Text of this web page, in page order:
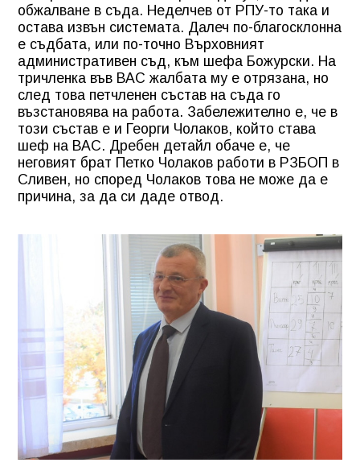
обжалване в съда. Неделчев от РПУ-то така и
остава извън системата. Далеч по-благосклонна
е съдбата, или по-точно Върховният
административен съд, към шефа Божурски. На
тричленка във ВАС жалбата му е отрязана, но
след това петчленен състав на съда го
възстановява на работа. Забележително е, че в
този състав е и Георги Чолаков, който става
шеф на ВАС. Дребен детайл обаче е, че
неговият брат Петко Чолаков работи в РЗБОП в
Сливен, но според Чолаков това не може да е
причина, за да си даде отвод.